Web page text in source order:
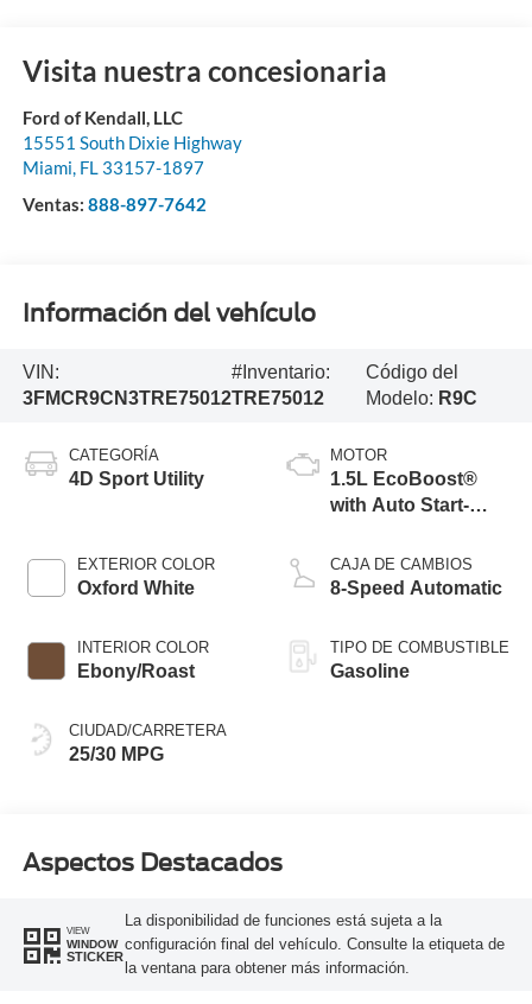
Visita nuestra concesionaria
Ford of Kendall, LLC
15551 South Dixie Highway
Miami, FL 33157-1897
Ventas: 888-897-7642
Información del vehículo
VIN:
3FMCR9CN3TRE75012
#Inventario:
TRE75012
Código del
Modelo: R9C
CATEGORÍA
4D Sport Utility
EXTERIOR COLOR
Oxford White
INTERIOR COLOR
Ebony/Roast
CIUDAD/CARRETERA
25/30 MPG
MOTOR
1.5L EcoBoost®
with Auto Start-
CAJA DE CAMBIOS
8-Speed Automatic
TIPO DE COMBUSTIBLE
Gasoline
Aspectos Destacados
VIEW
WINDOW
STICKER
La disponibilidad de funciones está sujeta a la
configuración final del vehículo. Consulte la etiqueta de
la ventana para obtener más información.